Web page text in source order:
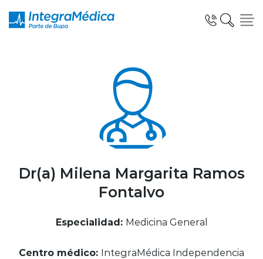
Especialidades y Servicios
Telemedicina Blua
Clínicas Dentales
Dr(a) Milena Margarita Ramos
Fontalvo
Especialidad: Medicina General
Centro médico: IntegraMédica Independencia